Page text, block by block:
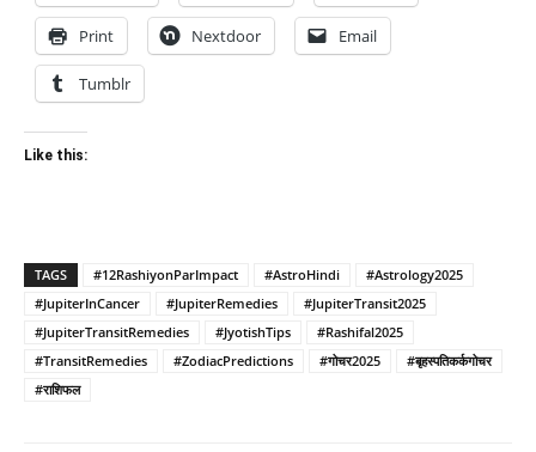
Print Nextdoor Email
Tumblr
Like this:
TAGS #12RashiyonParImpact #AstroHindi
#Astrology2025
#JupiterInCancer
#JupiterRemedies
#JupiterTransit2025
#JupiterTransitRemedies
#JyotishTips
#Rashifal2025
#TransitRemedies
#ZodiacPredictions #गोचर2025
#बृहस्पतिकर्कगोचर
#राशिफल